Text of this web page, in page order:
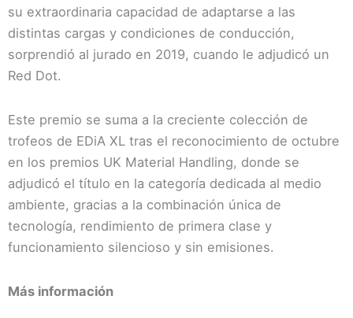
su extraordinaria capacidad de adaptarse a las
distintas cargas y condiciones de conducción,
sorprendió al jurado en 2019, cuando le adjudicó un
Red Dot.
Este premio se suma a la creciente colección de
trofeos de EDiA XL tras el reconocimiento de octubre
en los premios UK Material Handling, donde se
adjudicó el título en la categoría dedicada al medio
ambiente, gracias a la combinación única de
tecnología, rendimiento de primera clase y
funcionamiento silencioso y sin emisiones.
Más información